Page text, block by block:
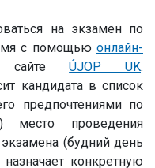
на экзамен по
с помощью онлайн-
сайтеÚJOP UK.
кандидата в список
предпочтениями по
место проведения
(будний день
конкретную